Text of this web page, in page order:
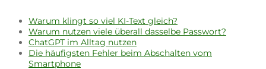
Warum klingt so viel KI-Text gleich?
Warum nutzen viele überall dasselbe Passwort?
ChatGPT im Alltag nutzen
Die häufigsten Fehler beim Abschalten vom
Smartphone